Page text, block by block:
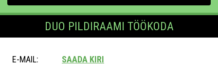
DUO PILDIRAAMI TÖÖKODA
E-MAIL: SAADA KIRI